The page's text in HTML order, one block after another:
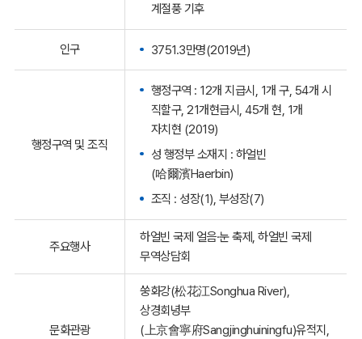
계절풍 기후
인구 3751.3만명(2019년)
행정구역 및 조직
행정구역 : 12개 지급시, 1개 구, 54개 시
직할구, 21개현급시, 45개 현, 1개
자치현 (2019)
성 행정부 소재지 : 하얼빈
(哈爾濱Haerbin)
조직 : 성장(1), 부성장(7)
주요행사
하얼빈 국제 얼음·눈 축제, 하얼빈 국제
무역상담회
문화관광
쑹화강(松花江Songhua River),
상경회녕부
(上京會寧府Sangjinghuiningfu)유적지,